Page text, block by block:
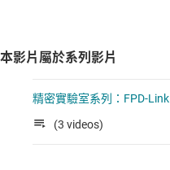
本影片屬於系列影片
精密實驗室系列：FPD-Link
(3 videos)